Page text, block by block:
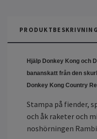
PRODUKTBESKRIVNING
Hjälp Donkey Kong och
bananskatt från den
Donkey Kong Country
Stampa på fiender,
och åk raketer och
noshörningen